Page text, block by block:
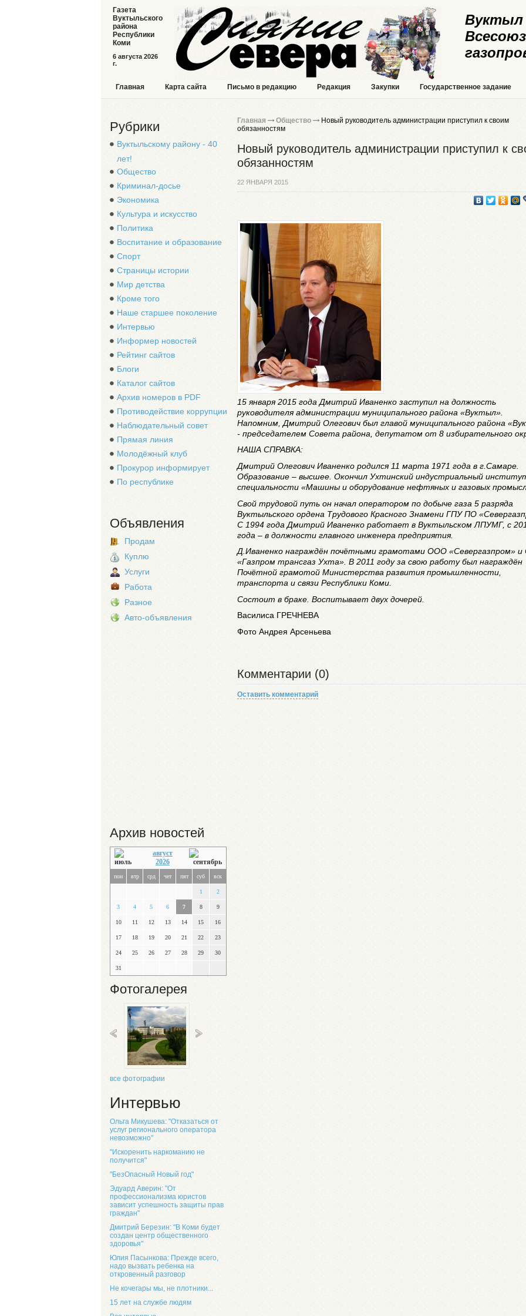
Вуктыл
6 августа 2026
г.
Газета
Вуктыльского
района
Республики
Коми
Главная Карта сайта Письмо в редакцию Редакция Закупки Государственное задание
Рубрики
Вуктыльскому району - 40
лет!
Общество
Криминал-досье
Экономика
Культура и искусство
Политика
Воспитание и образование
Спорт
Страницы истории
Мир детства
Кроме того
Наше старшее поколение
Интервью
Информер новостей
Рейтинг сайтов
Блоги
Каталог сайтов
Архив номеров в PDF
Противодействие коррупции
Наблюдательный совет
Прямая линия
Молодёжный клуб
Прокурор информирует
По республике
Объявления
Продам
Куплю
Услуги
Работа
Разное
Авто-объявления
Архив новостей
август
2026
пон втр срд чет пят суб вск
1 2
3 4 5 6 7 8 9
10 11 12 13 14 15 16
17 18 19 20 21 22 23
24 25 26 27 28 29 30
31
Фотогалерея
все фотографии
Интервью
Ольга Микушева: "Отказаться от
услуг регионального оператора
невозможно"
"Искоренить наркоманию не
получится"
"БезОпасный Новый год"
Эдуард Аверин: "От
профессионализма юристов
зависит успешность защиты прав
граждан"
Дмитрий Березин: "В Коми будет
создан центр общественного
здоровья"
Юлия Пасынкова: Прежде всего,
надо вызвать ребенка на
откровенный разговор
Не кочегары мы, не плотники...
15 лет на службе людям
Главная Общество
Новый руководитель администрации приступил к своим
обязанностям
Новый руководитель администрации приступил к
обязанностям
22 ЯНВАРЯ 2015
15 января 2015 года Дмитрий Иваненко заступил на должность
руководителя администрации муниципального района «Вуктыл».
Напомним, Дмитрий Олегович был главой муниципального района
- председателем Совета района, депутатом от 8 избирательного
НАША СПРАВКА:
Дмитрий Олегович Иваненко родился 11 марта 1971 года в г.Самаре.
Образование – высшее. Окончил Ухтинский индустриальный
специальности «Машины и оборудование нефтяных и газовых
Свой трудовой путь он начал оператором по добыче газа 5 разряда
Вуктыльского ордена Трудового Красного Знамени ГПУ ПО
С 1994 года Дмитрий Иваненко работает в Вуктыльском ЛПУМГ, с
года – в должности главного инженера предприятия.
Д.Иваненко награждён почётными грамотами ООО «Севергазпром»
«Газпром трансгаз Ухта». В 2011 году за свою работу был награждён
Почётной грамотой Министерства развития промышленности,
транспорта и связи Республики Коми.
Состоит в браке. Воспитывает двух дочерей.
Василиса ГРЕЧНЕВА
Фото Андрея Арсеньева
Комментарии (0)
Оставить комментарий